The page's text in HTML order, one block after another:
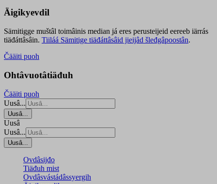
Äigikyevdil
Sämitigge muštâl toimâinis median já eres perusteijeid eereeb iärrás
tiäđáttâsâin. Tiiláá Sämitige tiäđáttâsâid jieijâd šleđgâpoostân.
Čääiti puoh
Ohtâvuotâtiäđuh
Čääiti puoh
Uusâ...
Uusâ...
Uusâ
Uusâ...
Uusâ...
Ovdâsijđo
Tiäđuh mist
Ovdâsvástádâssyergih